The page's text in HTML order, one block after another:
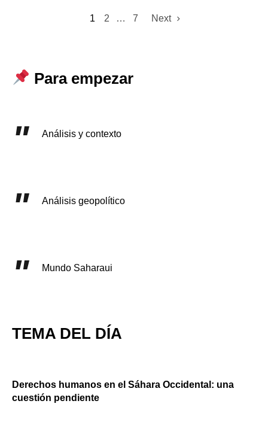
1 2 … 7 Next
Para empezar
Análisis y contexto
Análisis geopolítico
Mundo Saharaui
TEMA DEL DÍA
Derechos humanos en el Sáhara Occidental: una
cuestión pendiente